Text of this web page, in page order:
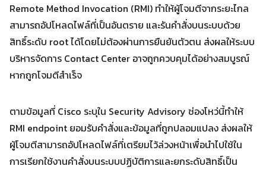
Search
for:
Search
Remote Method Invocation (RMI) ทำให้ผู้โจมตีจากระยะไกล
สามารถอัปโหลดไฟล์ที่เป็นอันตราย และรันคำสั่งบนระบบด้วย
สิทธิ์ระดับ root ได้โดยไม่ต้องผ่านการยืนยันตัวตน ส่งผลให้ระบบ
บริหารจัดการ Contact Center อาจถูกควบคุมได้อย่างสมบูรณ์
หากถูกโจมตีสำเร็จ
ตามข้อมูลที่ Cisco ระบุใน Security Advisory ช่องโหว่นี้ทำให้
RMI endpoint ยอมรับคำสั่งและข้อมูลที่ถูกปลอมแปลง ส่งผลให้
ผู้โจมตีสามารถอัปโหลดไฟล์ที่เตรียมไว้ล่วงหน้าเพื่อนำไปใช้ใน
การเรียกใช้งานคำสั่งบนระบบปฏิบัติการและยกระดับสิทธิ์เป็น